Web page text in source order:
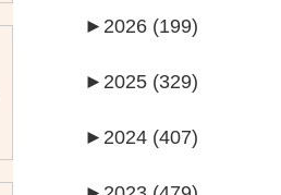
► 2026 (199)
► 2025 (329)
► 2024 (407)